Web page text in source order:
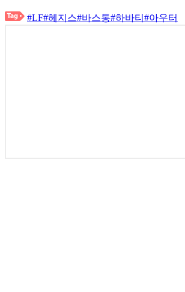
#LF#헤지스#바스통#하바티 #아우터